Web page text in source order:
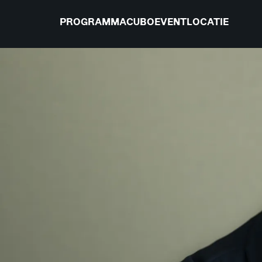
PROGRAMMACUBOEVENTLOCATIE